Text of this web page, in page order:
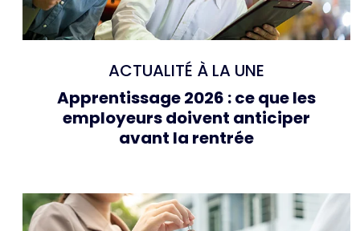
ACTUALITÉ À LA UNE
Apprentissage 2026 : ce que les
employeurs doivent anticiper
avant la rentrée